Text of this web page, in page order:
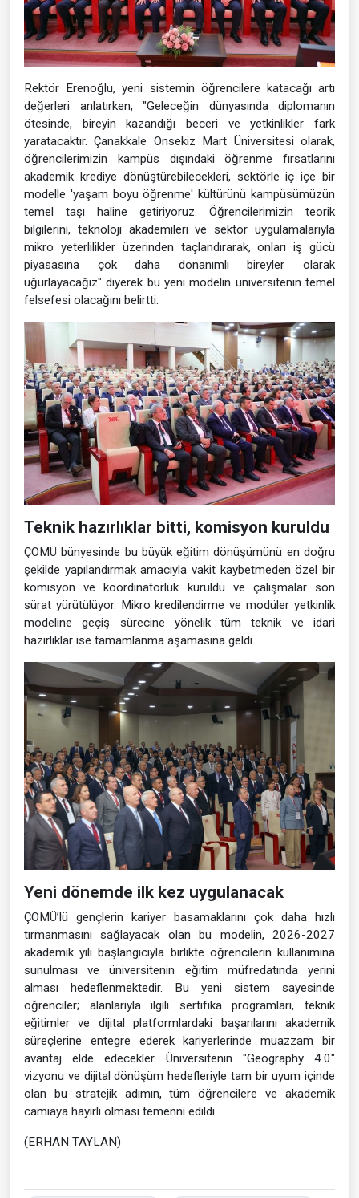
Rektör Erenoğlu, yeni sistemin öğrencilere katacağı artı
değerleri anlatırken, "Geleceğin dünyasında diplomanın
ötesinde, bireyin kazandığı beceri ve yetkinlikler fark
yaratacaktır. Çanakkale Onsekiz Mart Üniversitesi olarak,
öğrencilerimizin kampüs dışındaki öğrenme fırsatlarını
akademik krediye dönüştürebilecekleri, sektörle iç içe bir
modelle 'yaşam boyu öğrenme' kültürünü kampüsümüzün
temel taşı haline getiriyoruz. Öğrencilerimizin teorik
bilgilerini, teknoloji akademileri ve sektör uygulamalarıyla
mikro yeterlilikler üzerinden taçlandırarak, onları iş gücü
piyasasına çok daha donanımlı bireyler olarak
uğurlayacağız" diyerek bu yeni modelin üniversitenin temel
felsefesi olacağını belirtti.
Teknik hazırlıklar bitti, komisyon kuruldu
ÇOMÜ bünyesinde bu büyük eğitim dönüşümünü en doğru
şekilde yapılandırmak amacıyla vakit kaybetmeden özel bir
komisyon ve koordinatörlük kuruldu ve çalışmalar son
sürat yürütülüyor. Mikro kredilendirme ve modüler yetkinlik
modeline geçiş sürecine yönelik tüm teknik ve idari
hazırlıklar ise tamamlanma aşamasına geldi.
Yeni dönemde ilk kez uygulanacak
ÇOMÜ’lü gençlerin kariyer basamaklarını çok daha hızlı
tırmanmasını sağlayacak olan bu modelin, 2026-2027
akademik yılı başlangıcıyla birlikte öğrencilerin kullanımına
sunulması ve üniversitenin eğitim müfredatında yerini
alması hedeflenmektedir. Bu yeni sistem sayesinde
öğrenciler; alanlarıyla ilgili sertifika programları, teknik
eğitimler ve dijital platformlardaki başarılarını akademik
süreçlerine entegre ederek kariyerlerinde muazzam bir
avantaj elde edecekler. Üniversitenin "Geography 4.0"
vizyonu ve dijital dönüşüm hedefleriyle tam bir uyum içinde
olan bu stratejik adımın, tüm öğrencilere ve akademik
camiaya hayırlı olması temenni edildi.
(ERHAN TAYLAN)